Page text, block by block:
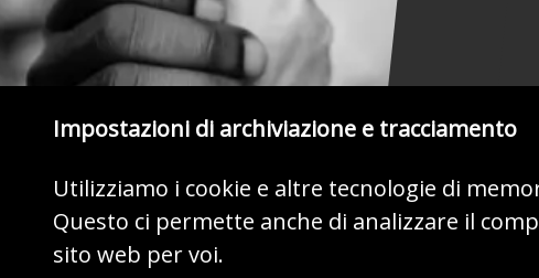
Impostazioni di archiviazione e tracciamento
Utilizziamo i cookie e altre tecnologie di
Questo ci permette anche di analizzare il
sito web per voi.